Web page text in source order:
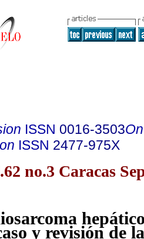
ISSN 0016-3503
ISSN 2477-975X
no.3 Caracas
y revisión de